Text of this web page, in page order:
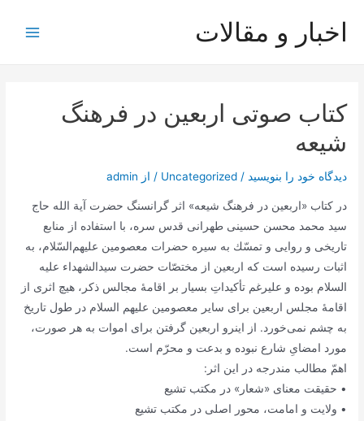
اخبار و مقالات
کتاب صوتی اربعین در فرهنگ
شیعه
دیدگاه‌ خود را بنویسید /
Uncategorized / از admin
در کتاب «اربعین در فرهنگ شیعه» اثر گرانسنگ حضرت آیة الله حاج
سید محمد محسن حسینی طهرانی قدس سره، با استفاده از منابع
تاريخى و روايى و تمسّك به سيره حضرات معصومين عليهم‌‏السّلام، به
اثبات رسیده است که اربعین از مختصّات حضرت سیدالشهداء علیه
السلام بوده و علیرغم تأکیداتِ بسیار بر اقامۀ مجالس ذکر، هیچ اثری از
اقامۀ مجلس اربعین براى ساير معصومین علیهم السلام در طول تاریخ
به چشم نمى‌‏خورد. از اینرو اربعين گرفتن براى اموات به هر صورت،
مورد امضایِ شارع نبوده و بدعت و محرّم است.
اهمّ مطالب مندرجه در این اثر:
• حقیقت معنای «شعار» در مکتب تشیع
• ولایت و امامت، محور اصلی در مکتب تشیع